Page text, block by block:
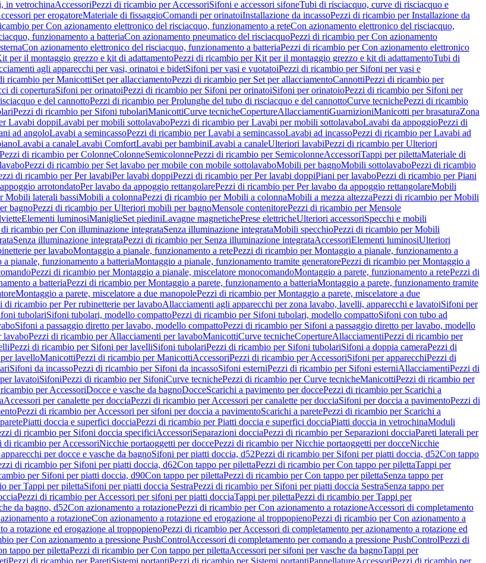
in vetrochinaAccessoriPezzi di ricambio per AccessoriSifoni e accessori sifoneTubi di risciacquo, curve di risciacquo e
per erogatoreMateriale di fissaggioComandi per orinatoiInstallazione da incassoPezzi di ricambio per Installazione da
per Con azionamento elettronico del risciacquo, funzionamento a reteCon azionamento elettronico del risciacquo,
funzionamento a batteriaCon azionamento pneumatico del risciacquoPezzi di ricambio per Con azionamento
Con azionamento elettronico del risciacquo, funzionamento a batteriaPezzi di ricambio per Con azionamento elettronico
per il montaggio grezzo e kit di adattamentoPezzi di ricambio per Kit per il montaggio grezzo e kit di adattamentoTubi di
agli apparecchi per vasi, orinatoi e bidetSifoni per vasi e vuotatoiPezzi di ricambio per Sifoni per vasi e
ricambio per ManicottiSet per allacciamentoPezzi di ricambio per Set per allacciamentoCannottiPezzi di ricambio per
di coperturaSifoni per orinatoiPezzi di ricambio per Sifoni per orinatoiSifoni per orinatoioPezzi di ricambio per Sifoni per
e del cannottoPezzi di ricambio per Prolunghe del tubo di risciacquo e del cannottoCurve tecnichePezzi di ricambio
Pezzi di ricambio per Sifoni tubolariManicottiCurve tecnicheCopertureAllacciamentiGuarnizioniManicotti per brasaturaZona
Lavabi doppiLavabi per mobili sottolavaboPezzi di ricambio per Lavabi per mobili sottolavaboLavabi da appoggioPezzi di
ad angoloLavabi a semincassoPezzi di ricambio per Lavabi a semincassoLavabi ad incassoPezzi di ricambio per Lavabi ad
Lavabi a canaleLavabi ComfortLavabi per bambiniLavabi a canaleUlteriori lavabiPezzi di ricambio per Ulteriori
Pezzi di ricambio per ColonneColonneSemicolonnePezzi di ricambio per SemicolonneAccessoriTappi per pilettaMateriale di
Pezzi di ricambio per Set lavabo per mobile con mobile sottolavaboMobili per bagnoMobili sottolavaboPezzi di ricambio
di ricambio per Per lavabiPer lavabi doppiPezzi di ricambio per Per lavabi doppiPiani per lavaboPezzi di ricambio per Piani
arrotondatoPer lavabo da appoggio rettangolarePezzi di ricambio per Per lavabo da appoggio rettangolareMobili
Mobili laterali bassiMobili a colonnaPezzi di ricambio per Mobili a colonnaMobili a mezza altezzaPezzi di ricambio per Mobili
bagnoPezzi di ricambio per Ulteriori mobili per bagnoMensole contenitorePezzi di ricambio per Mensole
Elementi luminosiManiglieSet piediniLavagne magnetichePrese elettricheUlteriori accessoriSpecchi e mobili
ricambio per Con illuminazione integrataSenza illuminazione integrataMobili specchioPezzi di ricambio per Mobili
Senza illuminazione integrataPezzi di ricambio per Senza illuminazione integrataAccessoriElementi luminosiUlteriori
per lavaboMontaggio a pianale, funzionamento a retePezzi di ricambio per Montaggio a pianale, funzionamento a
pianale, funzionamento a batteriaMontaggio a pianale, funzionamento tramite generatorePezzi di ricambio per Montaggio a
Pezzi di ricambio per Montaggio a pianale, miscelatore monocomandoMontaggio a parete, funzionamento a retePezzi di
a batteriaPezzi di ricambio per Montaggio a parete, funzionamento a batteriaMontaggio a parete, funzionamento tramite
Montaggio a parete, miscelatore a due manopolePezzi di ricambio per Montaggio a parete, miscelatore a due
di ricambio per Per rubinetterie per lavaboAllacciamenti agli apparecchi per zona lavabo, lavelli, apparecchi e lavatoiSifoni per
tubolariSifoni tubolari, modello compattoPezzi di ricambio per Sifoni tubolari, modello compattoSifoni con tubo ad
Sifoni a passaggio diretto per lavabo, modello compattoPezzi di ricambio per Sifoni a passaggio diretto per lavabo, modello
lavaboPezzi di ricambio per Allacciamenti per lavaboManicottiCurve tecnicheCopertureAllacciamentiPezzi di ricambio per
Pezzi di ricambio per Sifoni per lavelliSifoni tubolariPezzi di ricambio per Sifoni tubolariSifoni a doppia cameraPezzi di
lavelloManicottiPezzi di ricambio per ManicottiAccessoriPezzi di ricambio per AccessoriSifoni per apparecchiPezzi di
Sifoni da incassoPezzi di ricambio per Sifoni da incassoSifoni esterniPezzi di ricambio per Sifoni esterniAllacciamentiPezzi di
lavatoiSifoniPezzi di ricambio per SifoniCurve tecnichePezzi di ricambio per Curve tecnicheManicottiPezzi di ricambio per
per AccessoriDocce e vasche da bagnoDocceScarichi a pavimento per doccePezzi di ricambio per Scarichi a
Accessori per canalette per docciaPezzi di ricambio per Accessori per canalette per docciaSifoni per doccia a pavimentoPezzi di
Pezzi di ricambio per Accessori per sifoni per doccia a pavimentoScarichi a paretePezzi di ricambio per Scarichi a
Piatti doccia e superfici docciaPezzi di ricambio per Piatti doccia e superfici docciaPiatti doccia in vetrochinaModuli
di ricambio per Sifoni doccia specificiAccessoriSeparazioni docciaPezzi di ricambio per Separazioni docciaPareti laterali per
di ricambio per AccessoriNicchie portaoggetti per doccePezzi di ricambio per Nicchie portaoggetti per docceNicchie
per docce e vasche da bagnoSifoni per piatti doccia, d52Pezzi di ricambio per Sifoni per piatti doccia, d52Con tappo
di ricambio per Sifoni per piatti doccia, d62Con tappo per pilettaPezzi di ricambio per Con tappo per pilettaTappi per
per Sifoni per piatti doccia, d90Con tappo per pilettaPezzi di ricambio per Con tappo per pilettaSenza tappo per
per Tappi per pilettaSifoni per piatti doccia SestraPezzi di ricambio per Sifoni per piatti doccia SestraSenza tappo per
Pezzi di ricambio per Accessori per sifoni per piatti docciaTappi per pilettaPezzi di ricambio per Tappi per
da bagno, d52Con azionamento a rotazionePezzi di ricambio per Con azionamento a rotazioneAccessori di completamento
a rotazioneCon azionamento a rotazione ed erogazione al troppopienoPezzi di ricambio per Con azionamento a
a rotazione ed erogazione al troppopienoPezzi di ricambio per Accessori di completamento per azionamento a rotazione ed
per Con azionamento a pressione PushControlAccessori di completamento per comando a pressione PushControlPezzi di
tappo per pilettaPezzi di ricambio per Con tappo per pilettaAccessori per sifoni per vasche da bagnoTappi per
Pezzi di ricambio per ParetiSistemi portantiPezzi di ricambio per Sistemi portantiPannellatureAccessoriPezzi di ricambio per